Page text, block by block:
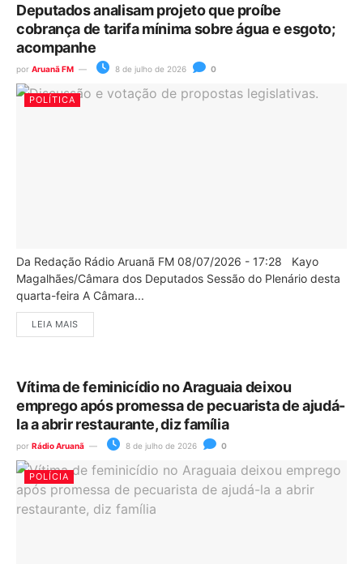
Deputados analisam projeto que proíbe
cobrança de tarifa mínima sobre água e esgoto;
acompanhe
por Aruanã FM 8 de julho de 2026 0
POLÍTICA
Da Redação Rádio Aruanã FM 08/07/2026 - 17:28 Kayo
Magalhães/Câmara dos Deputados Sessão do Plenário desta
quarta-feira A Câmara...
LEIA MAIS
Vítima de feminicídio no Araguaia deixou
emprego após promessa de pecuarista de ajudá-
la a abrir restaurante, diz família
por Rádio Aruanã 8 de julho de 2026 0
POLÍCIA